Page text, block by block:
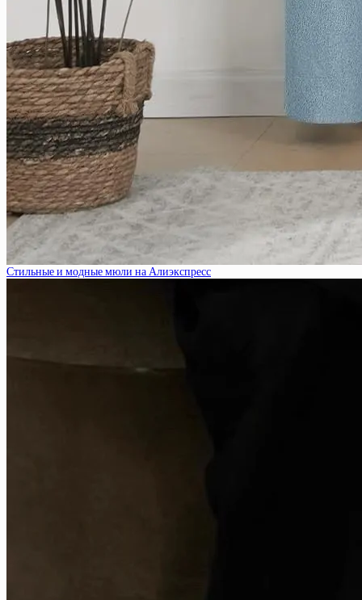
Стильные и модные мюли на Алиэкспресс